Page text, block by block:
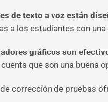
de texto a voz están
a los estudiantes con
gráficos son
que son una buena
corrección de pruebas